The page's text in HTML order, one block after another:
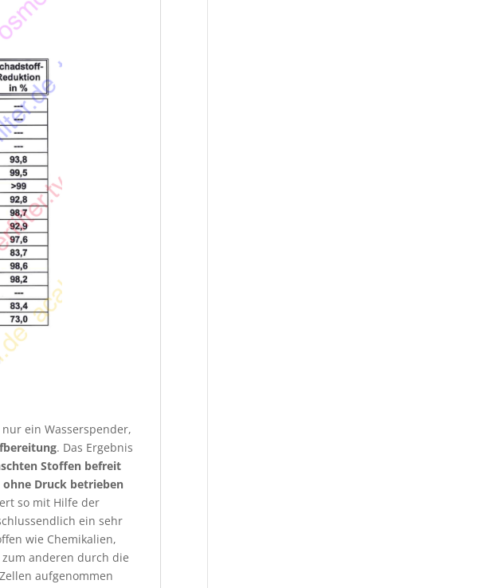
ein Wasserspender,
. Das Ergebnis
Stoffen befreit
ohne Druck betrieben
so mit Hilfe der
ein sehr
wie Chemikalien,
anderen durch die
aufgenommen